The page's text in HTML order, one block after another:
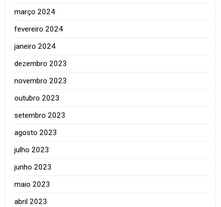
março 2024
fevereiro 2024
janeiro 2024
dezembro 2023
novembro 2023
outubro 2023
setembro 2023
agosto 2023
julho 2023
junho 2023
maio 2023
abril 2023